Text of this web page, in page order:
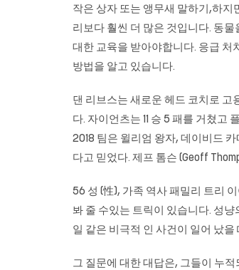
작은 상자 또는 앵무새 말하기,하지
리보다 훨씬 더 많은 것입니다. 동
대한 교육을 받아야합니다. 응급 처
방법을 알고 있습니다.
댄 리브스는 새로운 헤드 코치로 고
다. 자이언츠는 11 승 5 패를 거쳤
2018 팀은 윌리엄 왕자, 데이비드
다고 믿었다. 제프 톰슨 (Geoff
56 성 (性), 가족 역사 패밀리 트리
봐 줄 수있는 트릭이 있습니다. 성냥
일 같은 비극적 인 사건이 일어 났
그 질문에 대한 대답은, 그들이 누